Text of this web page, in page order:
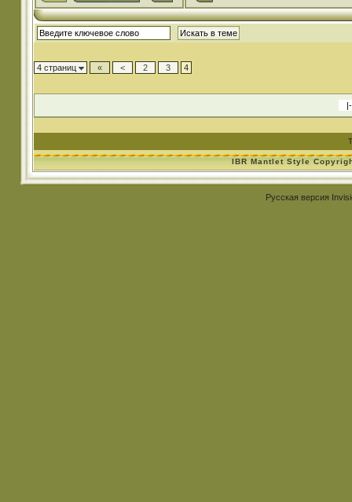
4 страниц « < 2 3 4
IBR Mantlet Style
Русская версия